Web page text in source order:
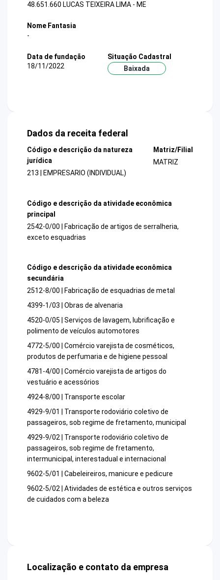
48.651.660 LUCAS TEIXEIRA LIMA - ME
Nome Fantasia
-
Data de fundação
18/11/2022
Situação Cadastral
Baixada
Dados da receita federal
Código e descrição da natureza
jurídica
213 | EMPRESARIO (INDIVIDUAL)
Matriz/Filial
MATRIZ
Código e descrição da atividade econômica
principal
2542-0/00 | Fabricação de artigos de serralheria,
exceto esquadrias
Código e descrição da atividade econômica
secundária
2512-8/00 | Fabricação de esquadrias de metal
4399-1/03 | Obras de alvenaria
4520-0/05 | Serviços de lavagem, lubrificação e
polimento de veículos automotores
4772-5/00 | Comércio varejista de cosméticos,
produtos de perfumaria e de higiene pessoal
4781-4/00 | Comércio varejista de artigos do
vestuário e acessórios
4924-8/00 | Transporte escolar
4929-9/01 | Transporte rodoviário coletivo de
passageiros, sob regime de fretamento, municipal
4929-9/02 | Transporte rodoviário coletivo de
passageiros, sob regime de fretamento,
intermunicipal, interestadual e internacional
9602-5/01 | Cabeleireiros, manicure e pedicure
9602-5/02 | Atividades de estética e outros serviços
de cuidados com a beleza
Localização e contato da empresa